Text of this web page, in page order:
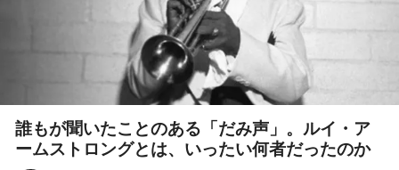
誰もが聞いたことのある「だみ声」。ルイ・ア
ームストロングとは、いったい何者だったのか